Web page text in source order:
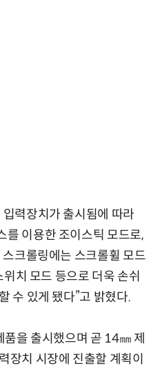
력장치가 출시됨에 따라
를 이용한 조이스틱 모드로,
크롤링에는 스크롤휠 모드
치 모드 등으로 더욱 손쉬
수 있게 됐다”고 밝혔다.
을 출시했으며 곧 14㎜ 제
장치 시장에 진출할 계획이